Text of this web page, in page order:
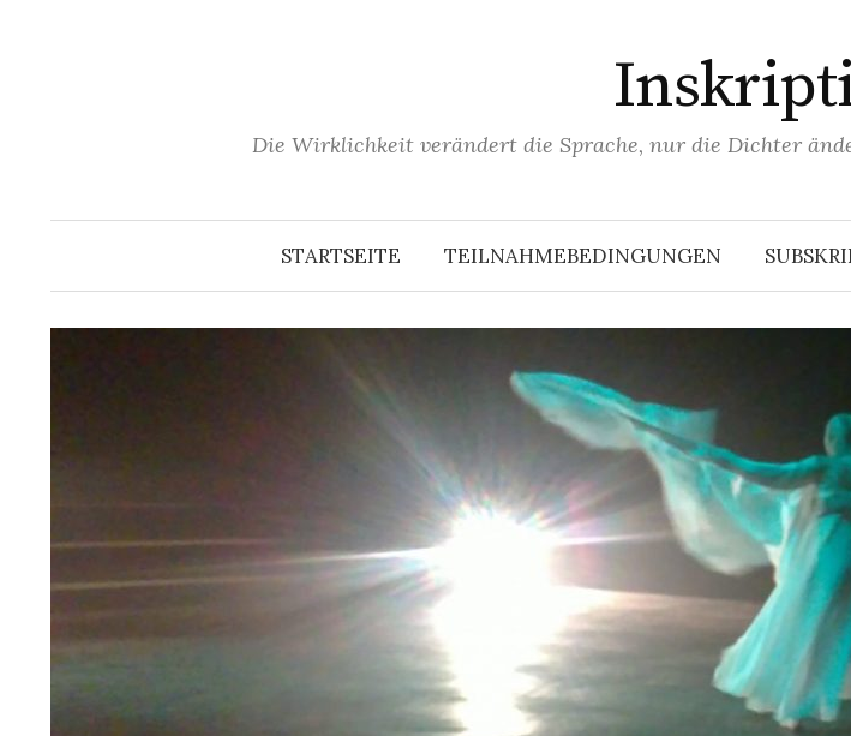
Die Wirklichkeit verändert die Sprache, nur die Dichter
STARTSEITE TEILNAHMEBEDINGUNGEN